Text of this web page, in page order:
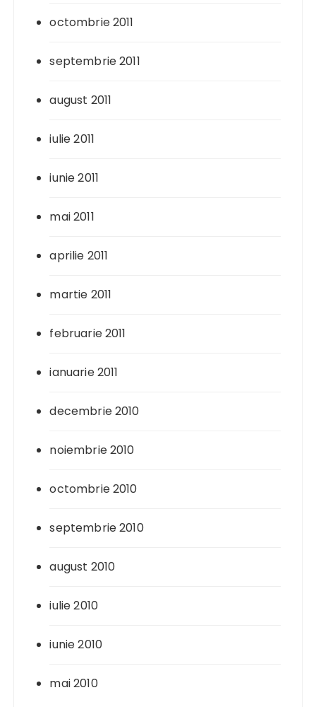
octombrie 2011
septembrie 2011
august 2011
iulie 2011
iunie 2011
mai 2011
aprilie 2011
martie 2011
februarie 2011
ianuarie 2011
decembrie 2010
noiembrie 2010
octombrie 2010
septembrie 2010
august 2010
iulie 2010
iunie 2010
mai 2010